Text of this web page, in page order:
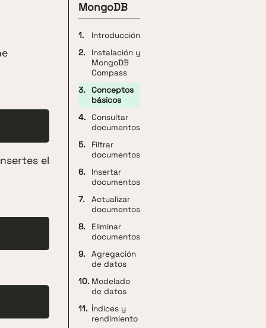
el
MongoDB
1.
Introducción
2.
Instalación y
MongoDB
Compass
3.
Conceptos
básicos
4. Consultar
documentos
5.
Filtrar
documentos
6.
Insertar
documentos
7.
Actualizar
documentos
8.
Eliminar
documentos
9.
Agregación
de datos
10. Modelado
de datos
11. Índices y
rendimiento